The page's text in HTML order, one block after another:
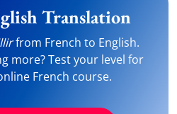
Translation
from French to English.
more? Test your level for
French course.